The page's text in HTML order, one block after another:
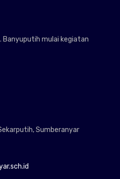
Banyuputih mulai kegiatan
Sumberanyar